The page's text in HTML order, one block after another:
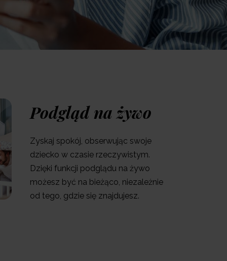
Podgląd na żywo
Zyskaj spokój, obserwując swoje
dziecko w czasie rzeczywistym.
Dzięki funkcji podglądu na żywo
możesz być na bieżąco, niezależnie
od tego, gdzie się znajdujesz.